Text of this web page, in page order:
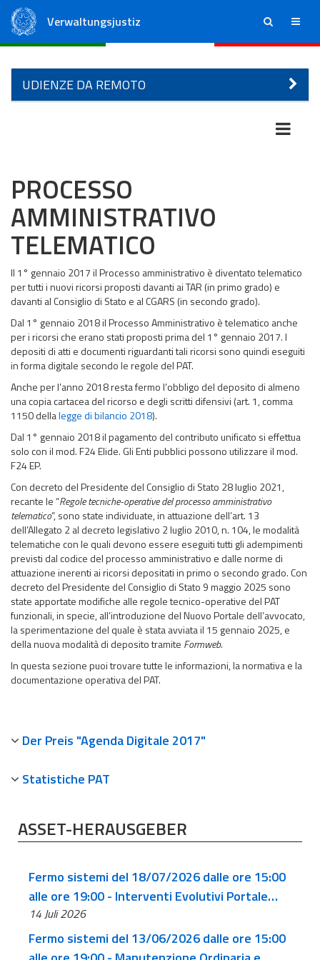
Verwaltungsjustiz ricerca menu
UDIENZE DA REMOTO
PROCESSO
AMMINISTRATIVO
TELEMATICO
Il 1° gennaio 2017 il Processo amministrativo è diventato telematico
per tutti i nuovi ricorsi proposti davanti ai TAR (in primo grado) e
davanti al Consiglio di Stato e al CGARS (in secondo grado).
Dal 1° gennaio 2018 il Processo Amministrativo è telematico anche
per i ricorsi che erano stati proposti prima del 1° gennaio 2017. I
depositi di atti e documenti riguardanti tali ricorsi sono quindi eseguiti
in forma digitale secondo le regole del PAT.
Anche per l’anno 2018 resta fermo l’obbligo del deposito di almeno
una copia cartacea del ricorso e degli scritti difensivi (art. 1, comma
1150 dellalegge di bilancio 2018).
Dal 1° gennaio 2018 il pagamento del contributo unificato si effettua
solo con il mod. F24 Elide. Gli Enti pubblici possono utilizzare il mod.
F24 EP.
Con decreto del Presidente del Consiglio di Stato 28 luglio 2021,
recante le “Regole tecniche-operative del processo amministrativo
telematico”, sono state individuate, in attuazione dell’art. 13
dell’Allegato 2 al decreto legislativo 2 luglio 2010, n. 104, le modalità
telematiche con le quali devono essere eseguiti tutti gli adempimenti
previsti dal codice del processo amministrativo e dalle norme di
attuazione inerenti ai ricorsi depositati in primo o secondo grado. Con
decreto del Presidente del Consiglio di Stato 9 maggio 2025 sono
state apportate modifiche alle regole tecnico-operative del PAT
funzionali, in specie, all’introduzione del Nuovo Portale dell’avvocato,
la sperimentazione del quale è stata avviata il 15 gennaio 2025, e
della nuova modalità di deposito tramite Formweb.
In questa sezione puoi trovare tutte le informazioni, la normativa e la
documentazione operativa del PAT.
Der Preis "Agenda Digitale 2017"
Statistiche PAT
ASSET-HERAUSGEBER
Fermo sistemi del 18/07/2026 dalle ore 15:00
alle ore 19:00 - Interventi Evolutivi Portale
Avvocato - Manutenzione Ordinaria e patching
del sistema operativo
14 Juli 2026
Fermo sistemi del 13/06/2026 dalle ore 15:00